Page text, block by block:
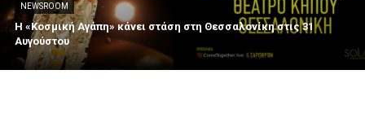
NEWSROOM
Η «Κοσμική Αγάπη» κάνει στάση στη Θεσσαλονίκη στις 31
Αυγούστου